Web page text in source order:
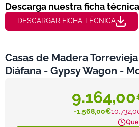
Descarga nuestra ficha técnica
DESCARGAR FICHA TÉCNICA
Casas de Madera
Diáfana - Gypsy Wagon -
-1.568,00€